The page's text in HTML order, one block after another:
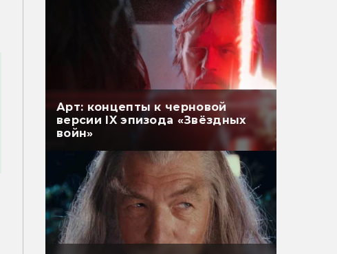
Арт: концепты к черновой
версии IX эпизода «Звёздных
войн»